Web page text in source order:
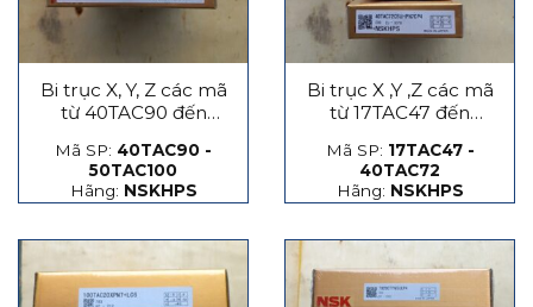
Bi trục X, Y, Z các mã
từ 40TAC90 đến
Mã SP: 40TAC90 -
50TAC100
Hãng: NSKHPS
Bi trục X ,Y ,Z các mã
từ 17TAC47 đến
Mã SP: 17TAC47 -
40TAC72
Hãng: NSKHPS